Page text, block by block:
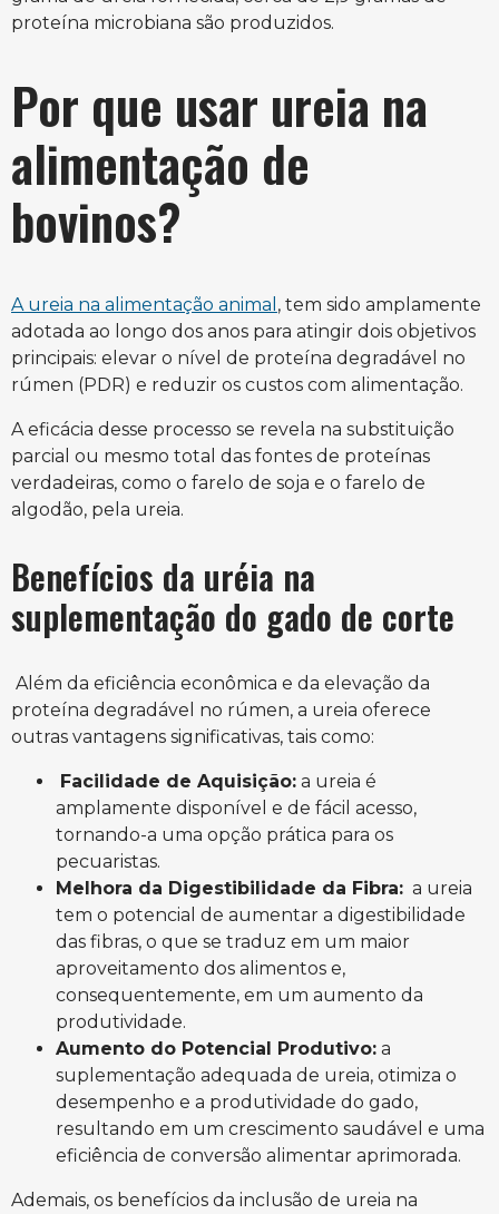
proteína microbiana são produzidos.
Por que usar ureia na
alimentação de
bovinos?
A ureia na alimentação animal , tem sido amplamente
adotada ao longo dos anos para atingir dois objetivos
principais: elevar o nível de proteína degradável no
rúmen (PDR) e reduzir os custos com alimentação.
A eficácia desse processo se revela na substituição
parcial ou mesmo total das fontes de proteínas
verdadeiras, como o farelo de soja e o farelo de
algodão, pela ureia.
Benefícios da uréia na
suplementação do gado de corte
Além da eficiência econômica e da elevação da
proteína degradável no rúmen, a ureia oferece
outras vantagens significativas, tais como:
Facilidade de Aquisição: a ureia é
amplamente disponível e de fácil acesso,
tornando-a uma opção prática para os
pecuaristas.
Melhora da Digestibilidade da Fibra: a ureia
tem o potencial de aumentar a digestibilidade
das fibras, o que se traduz em um maior
aproveitamento dos alimentos e,
consequentemente, em um aumento da
produtividade.
Aumento do Potencial Produtivo: a
suplementação adequada de ureia, otimiza o
desempenho e a produtividade do gado,
resultando em um crescimento saudável e uma
eficiência de conversão alimentar aprimorada.
Ademais, os benefícios da inclusão de ureia na